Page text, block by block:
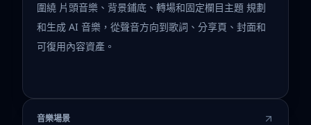
圍繞 片頭音樂、背景鋪底、轉場和固定欄目主題 規劃
和生成 AI 音樂，從聲音方向到歌詞、分享頁、封面和
可復用內容資產。
音樂場景